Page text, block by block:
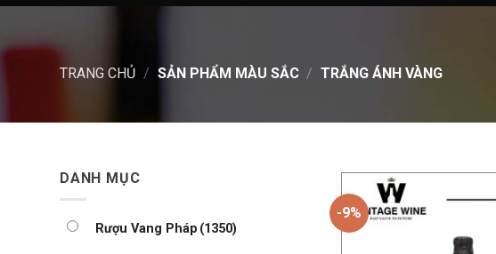
TRANG CHỦ / SẢN PHẨM MÀU SẮC / TRẮNG ÁNH VÀNG
DANH MỤC
Rượu Vang Pháp (1350)
-9%